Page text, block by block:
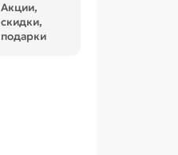
Акции,
скидки,
подарки